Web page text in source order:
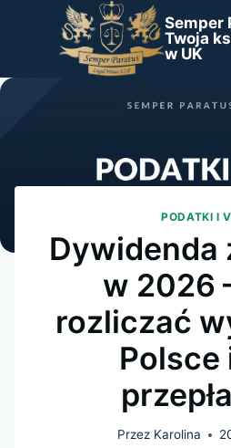
Semper
Twoja
w UK
PODATKI I
Dywidenda
w 2026
rozliczać
Polsce
Przez Karolina